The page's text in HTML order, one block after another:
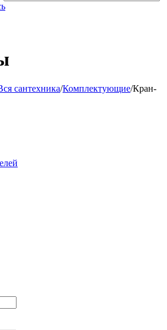
сантехника/Комплектующие/Кран-